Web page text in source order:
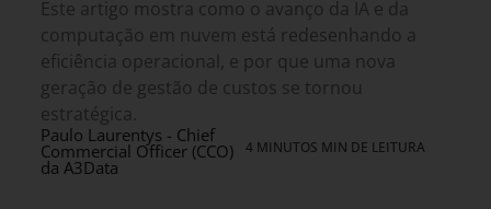
Este artigo mostra como o avanço da IA e da
computação em nuvem está redesenhando a
eficiência operacional, e por que uma nova
geração de gestão de custos se tornou
estratégica.
Paulo Laurentys - Chief
Commercial Officer (CCO)
da A3Data
4 MINUTOS MIN DE LEITURA